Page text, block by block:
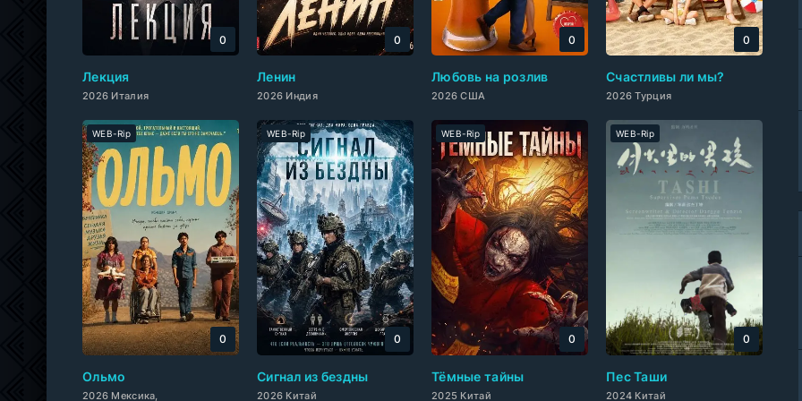
Лекция
2026 Италия
0
Ленин
2026 Индия
0
Любовь на розлив
2026 США
0
Счастливы ли мы?
2026 Турция
0
Ольмо
2026 Мексика,
WEB-Rip
0
Cигнал из бездны
2026 Китай
WEB-Rip
0
Тёмные тайны
2025 Китай
WEB-Rip
0
Пес Таши
2024 Китай
WEB-Rip
0